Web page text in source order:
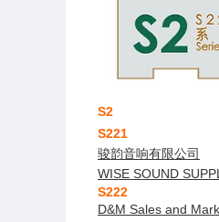
S2
S221
骏韵音响有限公司
WISE SOUND
S222
D&M Sales and